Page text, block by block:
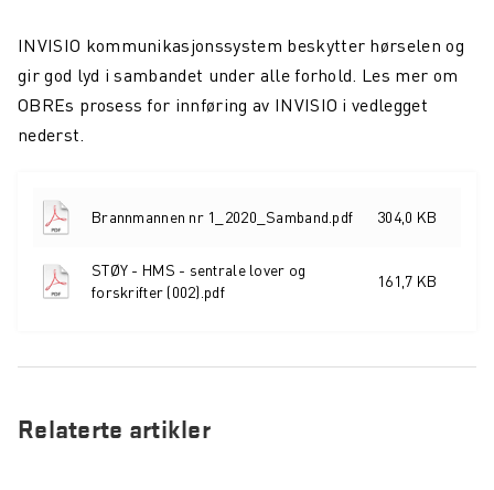
INVISIO kommunikasjonssystem beskytter hørselen og
gir god lyd i sambandet under alle forhold. Les mer om
OBREs prosess for innføring av INVISIO i vedlegget
nederst.
Brannmannen nr 1_2020_Samband.pdf 304,0 KB
STØY - HMS - sentrale lover og
forskrifter (002).pdf
161,7 KB
Relaterte artikler